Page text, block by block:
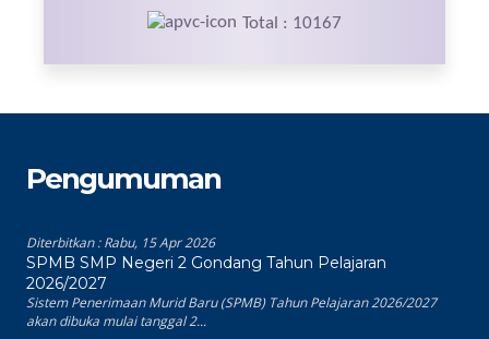
Total : 10167
Pengumuman
Diterbitkan :Rabu, 15 Apr 2026
SPMB SMP Negeri 2 Gondang Tahun Pelajaran
2026/2027
Sistem Penerimaan Murid Baru (SPMB) Tahun Pelajaran 2026/2027
akan dibuka mulai tanggal 2...